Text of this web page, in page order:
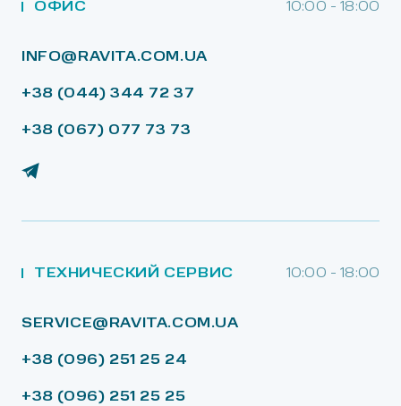
ОФИС 10:00 - 18:00
INFO@RAVITA.COM.UA
+38 (044) 344 72 37
+38 (067) 077 73 73
ТЕХНИЧЕСКИЙ СЕРВИС 10:00 - 18:00
SERVICE@RAVITA.COM.UA
+38 (096) 251 25 24
+38 (096) 251 25 25